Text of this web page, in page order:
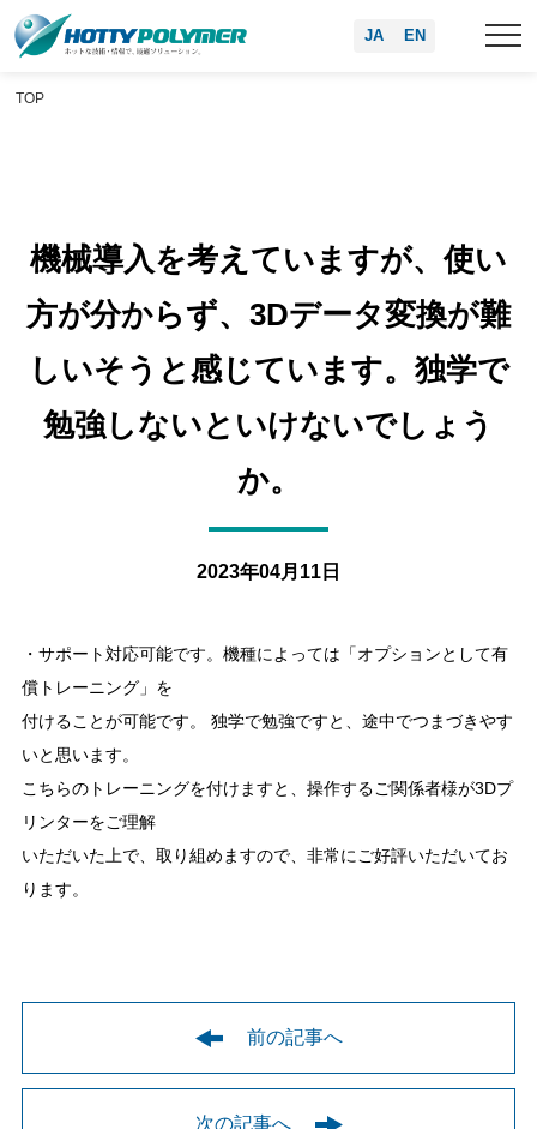
EN
JA
TOP
機械導入を考えていますが、使い
方が分からず、3Dデータ変換が難
しいそうと感じています。独学で
勉強しないといけないでしょう
か。
2023年04月11日
・サポート対応可能です。機種によっては「オプションとして有
償トレーニング」を
付けることが可能です。 独学で勉強ですと、途中でつまづきやす
いと思います。
こちらのトレーニングを付けますと、操作するご関係者様が3Dプ
リンターをご理解
いただいた上で、取り組めますので、非常にご好評いただいてお
ります。
前の記事へ
次の記事へ